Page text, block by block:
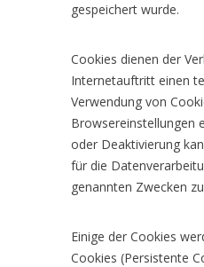
gespeichert wurde.
Cookies dienen der
Internetauftritt einen
Verwendung von
Browsereinstellungen
oder Deaktivierung
für die
genannten Zwecken
Einige der Cookies
Cookies (Persistente